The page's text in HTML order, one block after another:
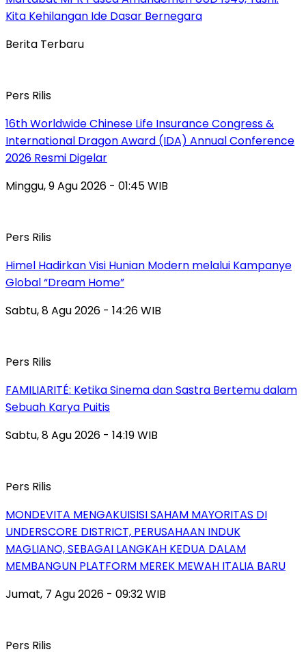
Kita Kehilangan Ide Dasar Bernegara
Berita Terbaru
Pers Rilis
16th Worldwide Chinese Life Insurance Congress &
International Dragon Award (IDA) Annual Conference
2026 Resmi Digelar
Minggu, 9 Agu 2026 - 01:45 WIB
Pers Rilis
Himel Hadirkan Visi Hunian Modern melalui Kampanye
Global “Dream Home”
Sabtu, 8 Agu 2026 - 14:26 WIB
Pers Rilis
FAMILIARITÉ: Ketika Sinema dan Sastra Bertemu dalam
Sebuah Karya Puitis
Sabtu, 8 Agu 2026 - 14:19 WIB
Pers Rilis
MONDEVITA MENGAKUISISI SAHAM MAYORITAS DI
UNDERSCORE DISTRICT, PERUSAHAAN INDUK
MAGLIANO, SEBAGAI LANGKAH KEDUA DALAM
MEMBANGUN PLATFORM MEREK MEWAH ITALIA BARU
Jumat, 7 Agu 2026 - 09:32 WIB
Pers Rilis